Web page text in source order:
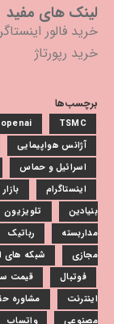
لینک های مفید
خرید فالور
خرید رپورتاژ
برچسب‌ها
openai TSMC
آژانس هواپیمایی
اسرائیل و حماس
اینستاگرام
بنیادین
تلویزیون
مداربسته
رباتیک
مجازی
شبکه های
فوتبال
قیمت
اینترنت
مشاوره
مصنوعی
واتساپ